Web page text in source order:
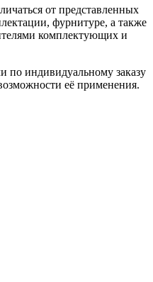
от представленных
фурнитуре, а также
комплектующих и
по индивидуальному заказу
её применения.